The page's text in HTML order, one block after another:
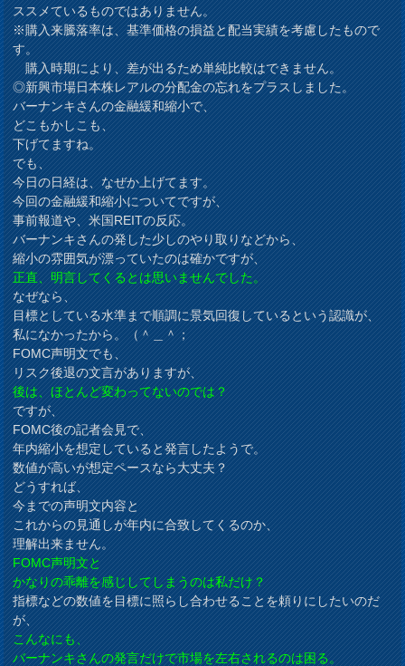
ススメているものではありません。
※購入来騰落率は、基準価格の損益と配当実績を考慮したもので
す。
購入時期により、差が出るため単純比較はできません。
◎新興市場日本株レアルの分配金の忘れをプラスしました。
バーナンキさんの金融緩和縮小で、
どこもかしこも、
下げてますね。
でも、
今日の日経は、なぜか上げてます。
今回の金融緩和縮小についてですが、
事前報道や、米国REITの反応。
バーナンキさんの発した少しのやり取りなどから、
縮小の雰囲気が漂っていたのは確かですが、
正直、明言してくるとは思いませんでした。
なぜなら、
目標としている水準まで順調に景気回復しているという認識が、
私になかったから。（＾＿＾；
FOMC声明文でも、
リスク後退の文言がありますが、
後は、ほとんど変わってないのでは？
ですが、
FOMC後の記者会見で、
年内縮小を想定していると発言したようで。
数値が高いが想定ペースなら大丈夫？
どうすれば、
今までの声明文内容と
これからの見通しが年内に合致してくるのか、
理解出来ません。
FOMC声明文と
かなりの乖離を感じしてしまうのは私だけ？
指標などの数値を目標に照らし合わせることを頼りにしたいのだ
が、
こんなにも、
バーナンキさんの発言だけで市場を左右されるのは困る。